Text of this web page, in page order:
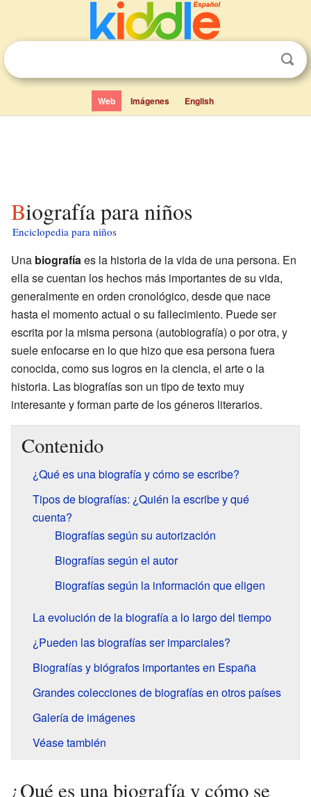
Web Imágenes English
Biografía para niños
Enciclopedia para niños
Una biografíaes la historia de la vida de una persona. En
ella se cuentan los hechos más importantes de su vida,
generalmente en orden cronológico, desde que nace
hasta el momento actual o su fallecimiento. Puede ser
escrita por la misma persona (autobiografía) o por otra, y
suele enfocarse en lo que hizo que esa persona fuera
conocida, como sus logros en la ciencia, el arte o la
historia. Las biografías son un tipo de texto muy
interesante y forman parte de los géneros literarios.
Contenido
¿Qué es una biografía y cómo se escribe?
Tipos de biografías: ¿Quién la escribe y qué
cuenta?
Biografías según su autorización
Biografías según el autor
Biografías según la información que eligen
La evolución de la biografía a lo largo del tiempo
¿Pueden las biografías ser imparciales?
Biografías y biógrafos importantes en España
Grandes colecciones de biografías en otros países
Galería de imágenes
Véase también
¿Qué es una biografía y cómo se